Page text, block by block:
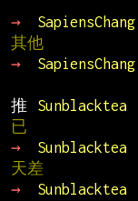
→
SapiensChang
其他
→
SapiensChang
推
Sunblacktea
已
→
Sunblacktea
天差
→
Sunblacktea